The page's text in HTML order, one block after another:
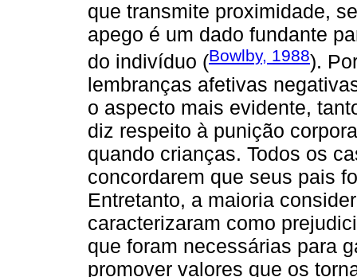
que transmite proximidade,
apego é um dado fundante
do indivíduo (Bowlby, 1988).
lembranças afetivas
o aspecto mais evidente,
diz respeito à punição
quando crianças. Todos os
concordarem que seus pais
Entretanto, a maioria
caracterizaram como
que foram necessárias para
promover valores que os